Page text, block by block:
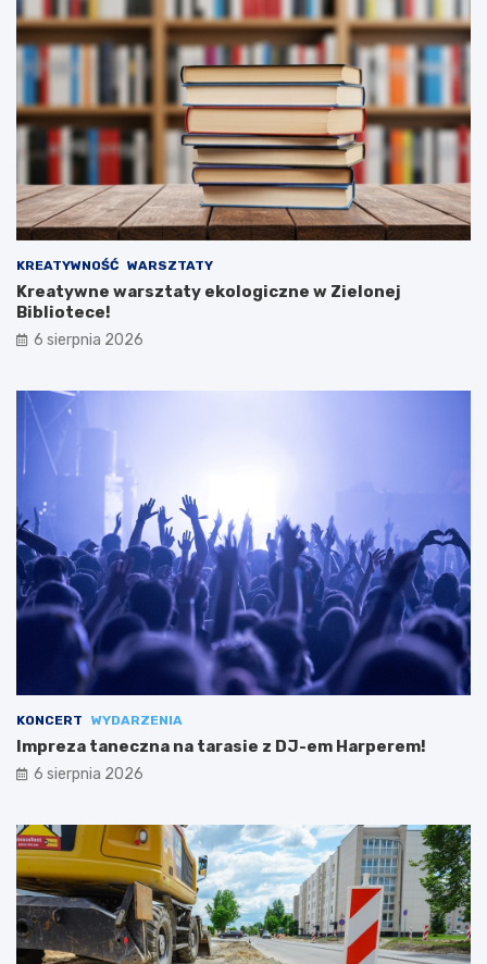
KREATYWNOŚĆ WARSZTATY
Kreatywne warsztaty ekologiczne w Zielonej
Bibliotece!
6 sierpnia 2026
KONCERT WYDARZENIA
Impreza taneczna na tarasie z DJ-em Harperem!
6 sierpnia 2026